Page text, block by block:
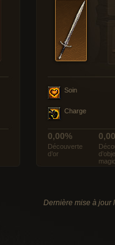
Soin
Charge
0,00%
Découverte
d’or
Dernière mise à jour